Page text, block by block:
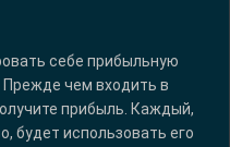
себе прибыльную
Прежде чем входить в
прибыль. Каждый,
будет использовать его